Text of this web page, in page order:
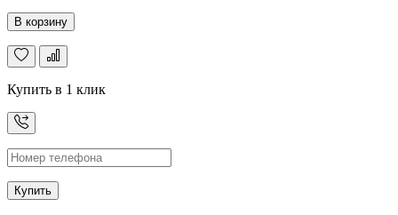
В корзину
Купить в 1 клик
Купить